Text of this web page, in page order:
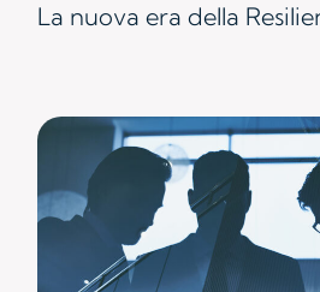
La nuova era della